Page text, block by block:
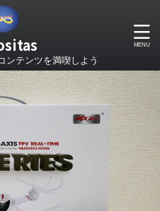
ンテンツを満喫しよう